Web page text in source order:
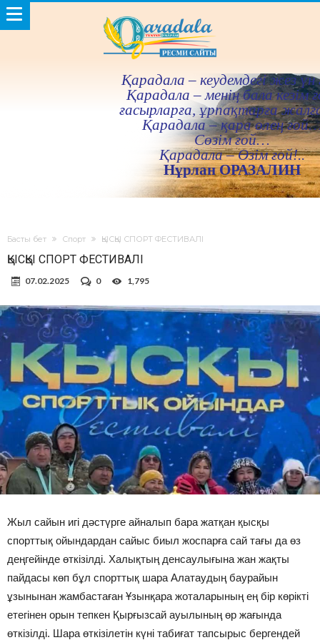
Қарадала – кеудемдегi жез үн
Қарадала – менiң бала кезiм
ғасырларға, ұрпақтарға
Қарадала – қара өлең
Сөзiм ғой…
Қарадала – Өзiм ғой!..
Нұрлан ОРАЗАЛИН
Басты бет Спорт ҚЫСҚЫ СПОРТ ФЕСТИВАЛІ
ҚЫСҚЫ СПОРТ ФЕСТИВАЛІ
07.02.2025 0 1,795
Жыл сайын игі дәстүрге айналып бара жатқан қысқы
спорттық ойындардан сайыс биыл жоспарға сай тағы да өз
деңгейінде өткізілді. Халықтың денсаулығына жан жақты
пайдасы көп бұл спорттық шара Алатаудың баурайын
ұзынынан жамбастаған Ұзынқара жоталарының ең бір көрікті
етегінен орын тепкен Қырғызсай ауылының өр жағында
өткізілді. Шара өткізілетін күні табиғат тапсырыс бергендей